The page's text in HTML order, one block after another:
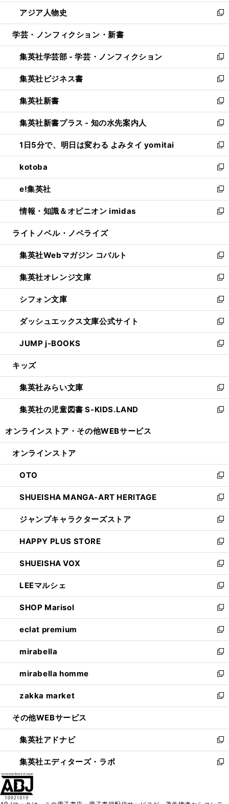
く
ウ
で
開
ン
ド
ウ
開
く
ウ
ィ
ン
ウ
で
開
く
し
い
ウ
ン
ド
ウ
で
開
く
アジア人物史
新
し
ウ
ィ
ン
ド
ウ
で
開
く
学芸・ノンフィクション・新書
集英社学芸部 - 学芸・ノンフィクション
新
し
い
ウ
ィ
ン
ド
ウ
で
開
く
集英社ビジネス書
新
し
い
ウ
ィ
ン
ド
ウ
で
開
く
集英社新書
新
し
い
ウ
ィ
ン
ド
ウ
で
開
く
集英社新書プラス - 知の水先案内人
新
し
い
ウ
ィ
ン
ド
ウ
で
開
1日5分で、明日は変わる よみタイ yomitai
新
し
い
ウ
ィ
ン
ド
ウ
開
く
kotoba
新
し
い
ウ
ィ
ン
ウ
で
開
く
e!集英社
新
し
い
ウ
ン
ド
ウ
で
開
く
情報・知識＆オピニオン imidas
新
し
ウ
ィ
ン
ド
ウ
で
開
く
ライトノベル・ノベライズ
集英社Webマガジン コバルト
新
し
い
ウ
ィ
ン
ド
ウ
で
開
集英社オレンジ文庫
新
し
い
ウ
ィ
ン
ド
ウ
開
く
シフォン文庫
新
し
い
ウ
ィ
ン
ウ
で
開
く
ダッシュエックス文庫公式サイト
新
し
い
ウ
ン
ド
ウ
で
JUMP j-BOOKS
新
し
ウ
ィ
ン
ド
開
キッズ
集英社みらい文庫
新
し
い
ン
ウ
で
開
く
集英社の児童図書 S-KIDS.LAND
新
ウ
ン
ド
ウ
で
開
く
オンラインストア・ その他WEBサービス
オンラインストア
OTO
新
し
い
ウ
ィ
ン
ド
ウ
で
開
く
SHUEISHA MANGA-ART HERITAGE
新
し
い
ウ
ィ
ン
ド
ウ
で
開
く
ジャンプキャラクターズストア
新
し
い
ウ
ィ
ン
ド
ウ
で
開
く
HAPPY PLUS STORE
新
し
い
ウ
ィ
ン
ド
ウ
で
開
く
SHUEISHA VOX
新
し
い
ウ
ィ
ン
ド
ウ
で
開
く
LEEマルシェ
新
し
い
ウ
ィ
ン
ド
ウ
で
開
く
SHOP Marisol
新
し
い
ウ
ィ
ン
ド
ウ
で
開
eclat premium
新
し
い
ウ
ィ
ン
ド
ウ
開
く
mirabella
新
し
い
ウ
ィ
ン
ウ
で
開
く
mirabella homme
新
し
い
ウ
ン
ド
ウ
で
zakka market
新
し
ウ
ィ
ン
ド
その他WEBサービス
集英社アドナビ
新
し
い
集英社エディターズ・ラボ
新